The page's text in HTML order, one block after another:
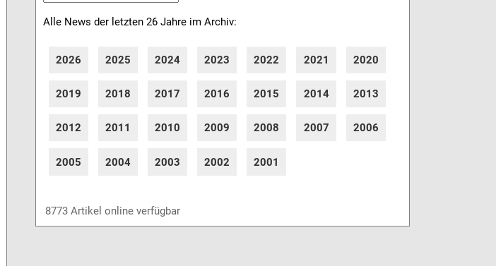
Alle News der letzten 26 Jahre im Archiv:
2026 2025 2024 2023 2022 2021 2020
2019 2018 2017 2016 2015 2014 2013
2012 2011 2010 2009 2008 2007 2006
2005 2004 2003 2002 2001
8773 Artikel online verfügbar